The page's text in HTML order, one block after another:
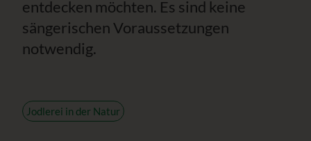
entdecken möchten. Es sind keine
sängerischen Voraussetzungen
notwendig.
Jodlerei in der Natur